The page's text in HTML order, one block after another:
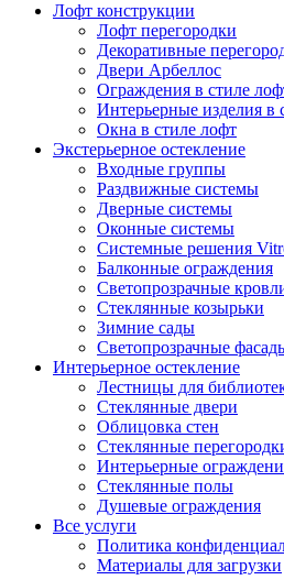
Лофт конструкции
Лофт перегородки
Декоративные
Двери Арбеллос
Ограждения в стиле
Интерьерные изделия в
Окна в стиле лофт
Экстерьерное остекление
Входные группы
Раздвижные системы
Дверные системы
Оконные системы
Системные решения
Балконные ограждения
Светопрозрачные
Стеклянные козырьки
Зимние сады
Светопрозрачные
Интерьерное остекление
Лестницы для
Стеклянные двери
Облицовка стен
Стеклянные
Интерьерные
Стеклянные полы
Душевые ограждения
Все услуги
Политика
Материалы для загрузки